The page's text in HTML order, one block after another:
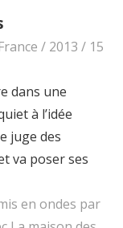
/ 2013 / 15
dans une
à l’idée
juge des
va poser ses
en ondes par